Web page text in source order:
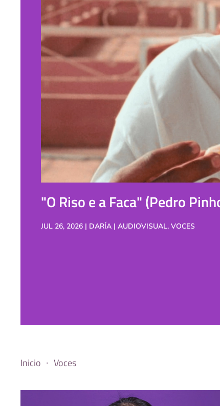
"O Riso e a Faca" (Pedro
JUL 26, 2026 | DARÍA | AUDIOVISUAL, VOCES
Inicio Voces